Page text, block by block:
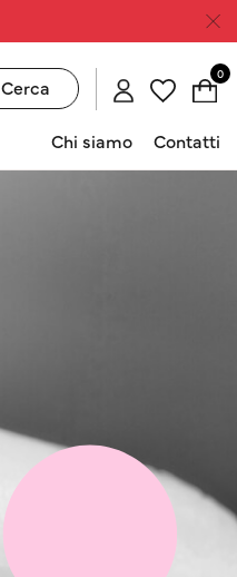
Cerca
0
Chi siamo Contatti